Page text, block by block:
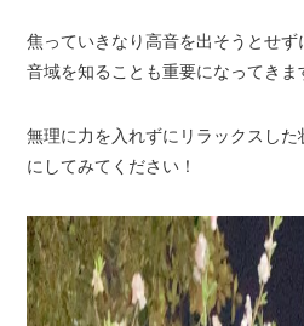
焦っていきなり高音を出そうとせ
音域を知ることも重要になってきま
無理に力を入れずにリラックスした
にしてみてください！